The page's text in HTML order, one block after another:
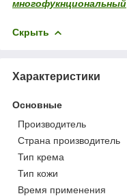
многофукнциональный
Скрыть
Характеристики
Основные
Производитель
Страна производитель
Тип крема
Тип кожи
Время применения